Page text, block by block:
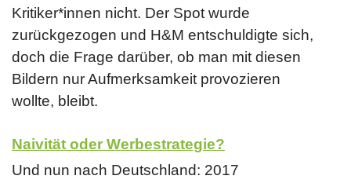
Kritiker*innen nicht. Der Spot wurde
zurückgezogen und H&M entschuldigte sich,
doch die Frage darüber, ob man mit diesen
Bildern nur Aufmerksamkeit provozieren
wollte, bleibt.
Naivität oder Werbestrategie?
Und nun nach Deutschland: 2017